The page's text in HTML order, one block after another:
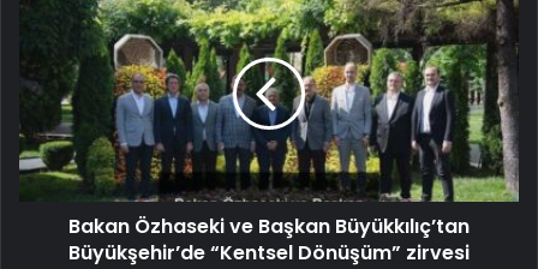
Bakan Özhaseki ve Başkan Büyükkılıç’tan
Büyükşehir’de “Kentsel Dönüşüm” zirvesi